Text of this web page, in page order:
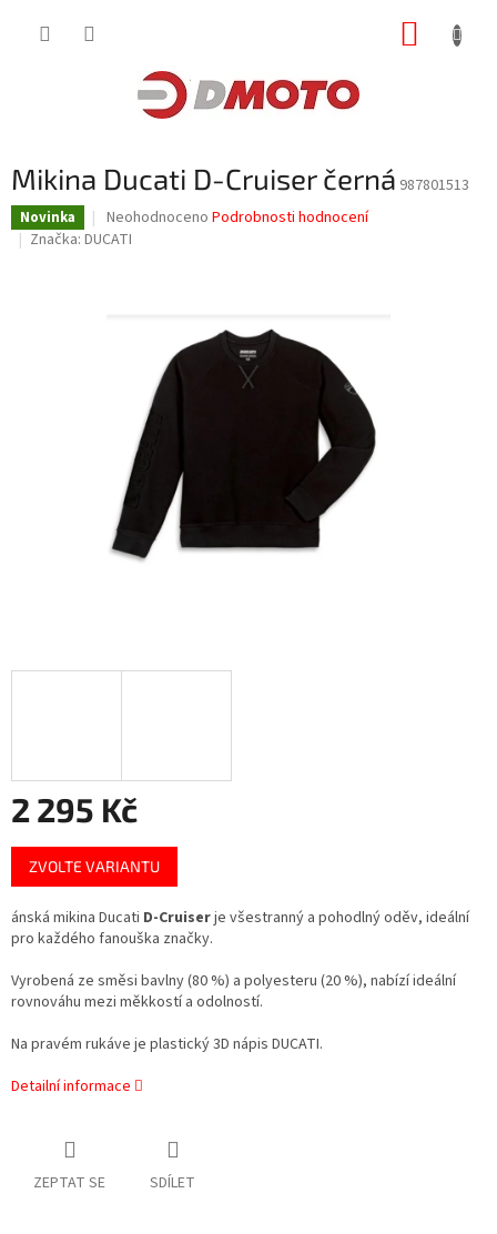
Mikina Ducati D-Cruiser černá 987801513
Novinka
Průměrné
hodnocení
hvězdiček.
Neohodnoceno Podrobnosti hodnocení
Značka: DUCATI
2 295 Kč
Měrná
cena:
ZVOLTE VARIANTU
ánská mikina Ducati D-Cruiserje všestranný a pohodlný oděv, ideální
pro každého fanouška značky.
Vyrobená ze směsi bavlny (80 %) a polyesteru (20 %), nabízí ideální
rovnováhu mezi měkkostí a odolností.
Na pravém rukáve je plastický 3D nápis DUCATI.
Detailní informace
ZEPTAT SE SDÍLET